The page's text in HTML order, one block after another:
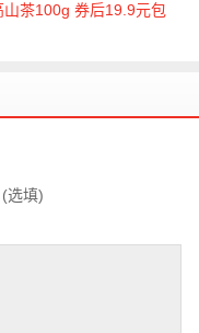
茶100g 券后19.9元包
选填)